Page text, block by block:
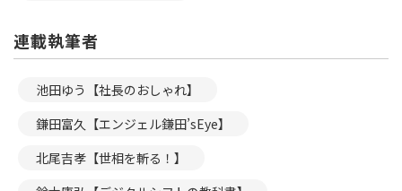
連載執筆者
池田ゆう【社長のおしゃれ】
鎌田富久【エンジェル鎌田’sEye】
北尾吉孝【世相を斬る！】